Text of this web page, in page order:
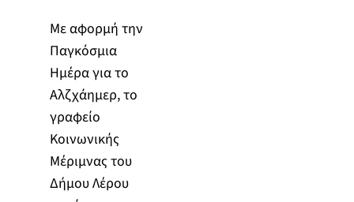
Με αφορμή την
Παγκόσμια
Ημέρα για το
Αλζχάημερ, το
γραφείο
Κοινωνικής
Μέριμνας του
Δήμου Λέρου